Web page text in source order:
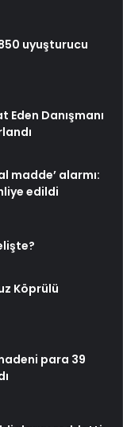
uyuşturucu
Eden Danışmanı
madde’ alarmı:
edildi
Köprülü
para 39